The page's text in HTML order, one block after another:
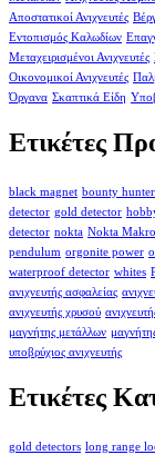
Αποστατικοί Ανιχνευτές
Εντοπισμός Καλωδίων
Μεταχειρισμένοι Ανιχνευτές
Οικονομικοί Ανιχνευτές
Όργανα Σκαπτικά Είδη
Ετικέτες
black magnet bounty hunter
detector gold detector
detector nokta Nokta Makro
pendulum orgonite power
waterproof detector whites
ανιχνευτής ασφαλείας
ανιχνευτής χρυσού
μαγνήτης μετάλλων
υποβρύχιος ανιχνευτής
Ετικέτες
gold detectors long range